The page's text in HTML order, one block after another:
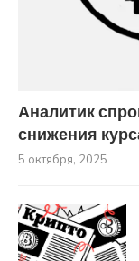
Аналитик
снижения
5 октября, 2025